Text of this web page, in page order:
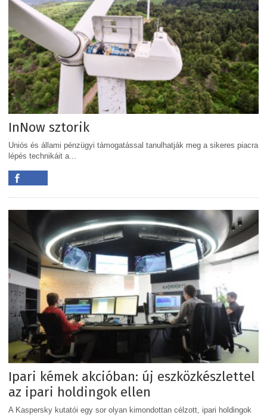
InNow sztorik
Uniós és állami pénzügyi támogatással tanulhatják meg a sikeres piacra
lépés technikáit a...
Ipari kémek akcióban: új eszközkészlettel
az ipari holdingok ellen
A Kaspersky kutatói egy sor olyan kimondottan célzott, ipari holdingok